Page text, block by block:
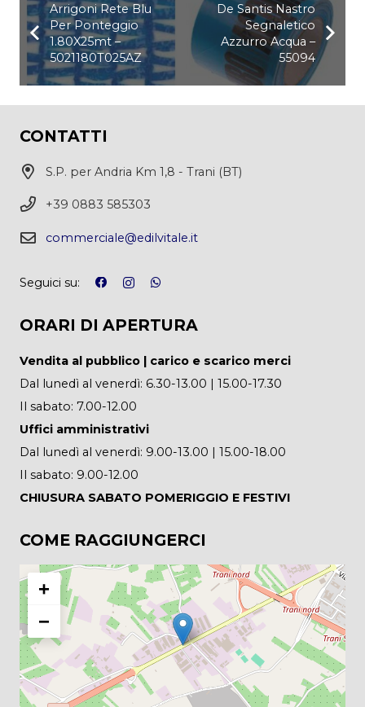
Arrigoni Rete Blu
Per Ponteggio
1.80X25mt –
5021180T025AZ
De Santis Nastro
Segnaletico
Azzurro Acqua –
55094
CONTATTI
S.P. per Andria Km 1,8 - Trani (BT)
+39 0883 585303
commerciale@edilvitale.it
Seguici su:
ORARI DI APERTURA
Vendita al pubblico | carico e scarico merci
Dal lunedì al venerdì: 6.30-13.00 | 15.00-17.30
Il sabato: 7.00-12.00
Uffici amministrativi
Dal lunedì al venerdì: 9.00-13.00 | 15.00-18.00
Il sabato: 9.00-12.00
CHIUSURA SABATO POMERIGGIO E FESTIVI
COME RAGGIUNGERCI
+
−